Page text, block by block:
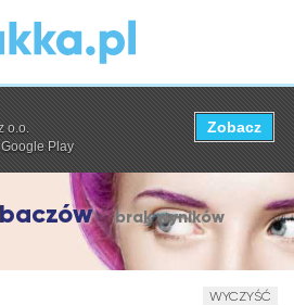
brak wyników
WYCZYŚĆ
o.o.
Play
Zobacz